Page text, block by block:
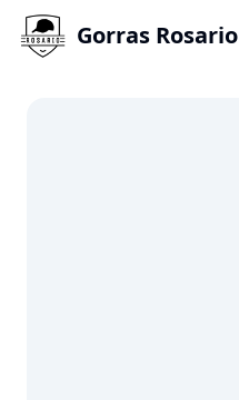
Gorras Rosario